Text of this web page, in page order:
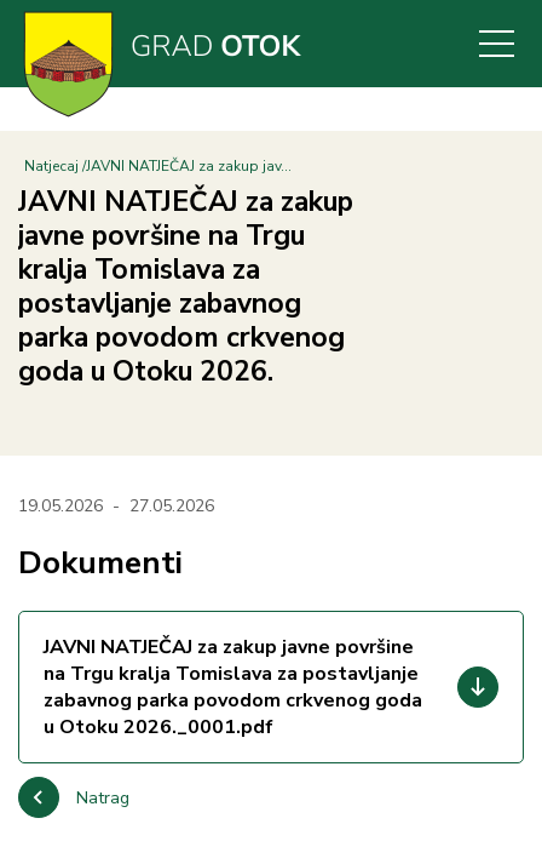
Skoči
glavni
sadržaj
Natjecaj JAVNI NATJEČAJ za zakup jav...
JAVNI NATJEČAJ za zakup
javne površine na Trgu
kralja Tomislava za
postavljanje zabavnog
parka povodom crkvenog
goda u Otoku 2026.
Natrag
19.05.2026 - 27.05.2026
Dokumenti
JAVNI NATJEČAJ za zakup javne površine
na Trgu kralja Tomislava za postavljanje
zabavnog parka povodom crkvenog goda
u Otoku 2026._0001.pdf